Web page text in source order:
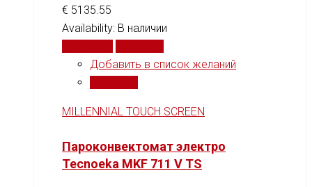
€ 5135.55
Availability: В наличии
Добавить в список желаний
MILLENNIAL TOUCH SCREEN
Пароконвектомат электро
Tecnoeka MKF 711 V TS